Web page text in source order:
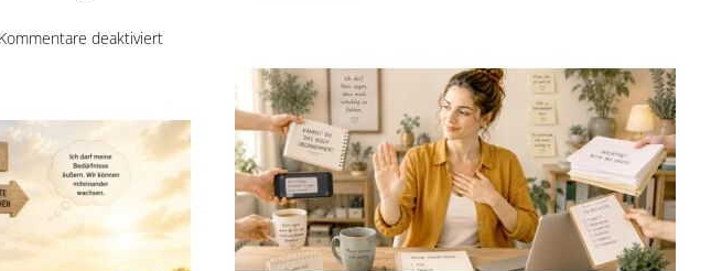
Kommentare deaktiviertfür
Angst
oft
überzeugender
wirken
als
die
Realität
wieder
in
ähnliche
geraten